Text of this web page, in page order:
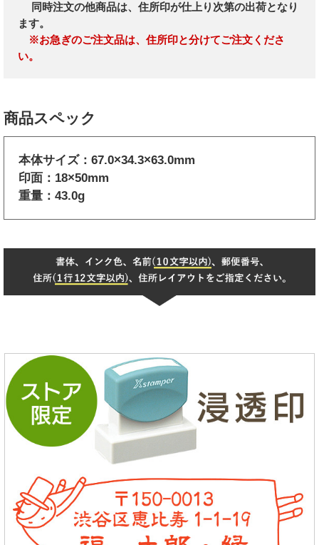
同時注文の他商品は、住所印が仕上り次第の出荷となり
ます。
※お急ぎのご注文品は、住所印と分けてご注文くださ
い。
商品スペック
本体サイズ：67.0×34.3×63.0mm
印面：18×50mm
重量：43.0g